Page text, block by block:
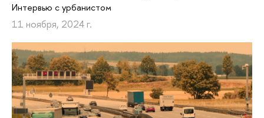
Интервью с урбанистом
11 ноября, 2024 г.